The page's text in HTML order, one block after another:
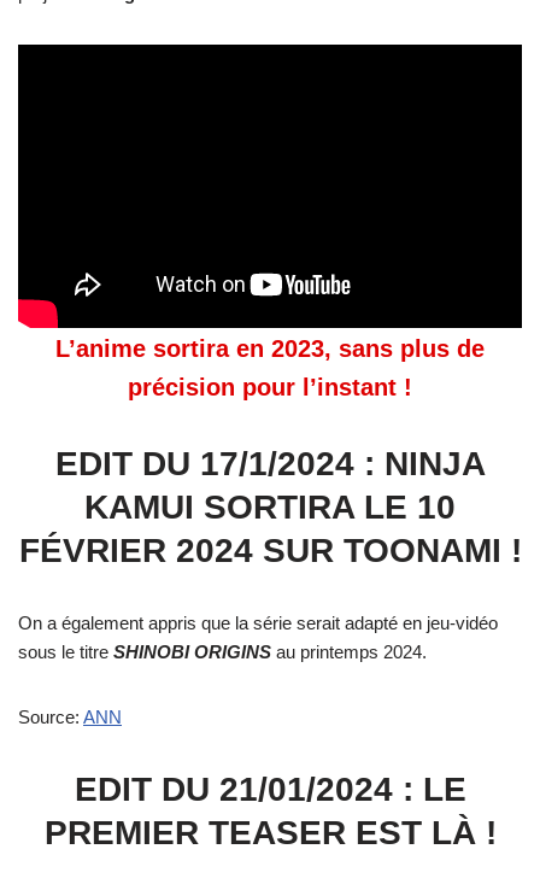
L’anime sortira en 2023, sans plus de
précision pour l’instant !
EDIT DU 17/1/2024 : NINJA
KAMUI SORTIRA LE 10
FÉVRIER 2024 SUR TOONAMI !
On a également appris que la série serait adapté en jeu-vidéo
sous le titre SHINOBI ORIGINS au printemps 2024.
Source: ANN
EDIT DU 21/01/2024 : LE
PREMIER TEASER EST LÀ !